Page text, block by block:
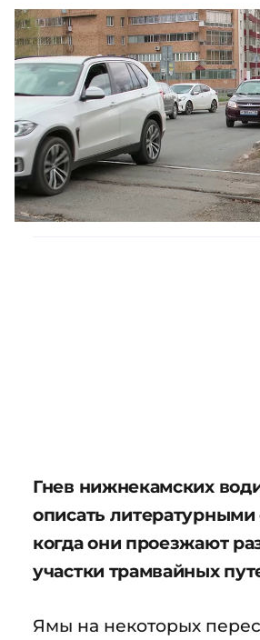
Гнев нижнекамских
описать
когда они проезжают
участки трамвайных
Ямы на некоторых